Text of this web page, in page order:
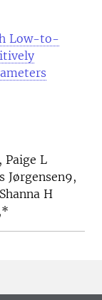
Low-to-
Paige L
Jørgensen9,
H